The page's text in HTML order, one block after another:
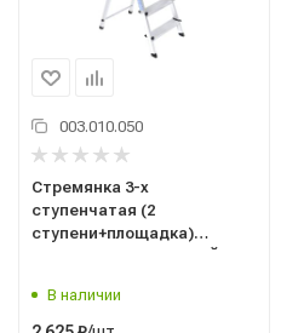
003.010.050
Стремянка 3-х
ступенчатая (2
ступени+площадка)
51298946-2009
В наличии